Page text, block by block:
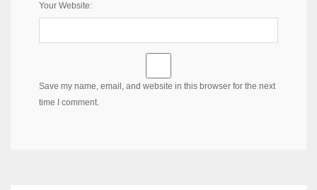
Your Website:
Save my name, email, and website in this browser for the next
time I comment.